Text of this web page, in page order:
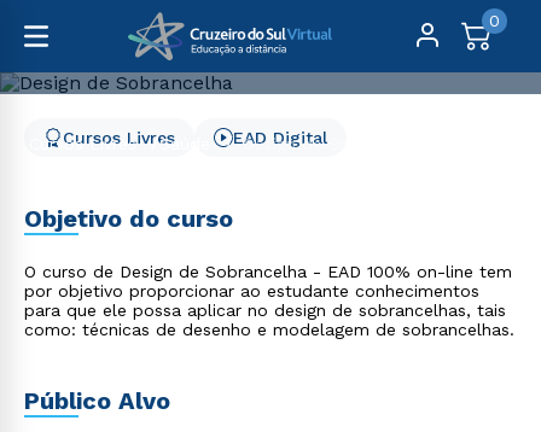
0
Cursos Livres Saúde Design de Sobrancelha
Cursos Livres EAD Digital
Objetivo do curso
O curso de Design de Sobrancelha - EAD 100% on-line tem
por objetivo proporcionar ao estudante conhecimentos
para que ele possa aplicar no design de sobrancelhas, tais
como: técnicas de desenho e modelagem de sobrancelhas.
Público Alvo